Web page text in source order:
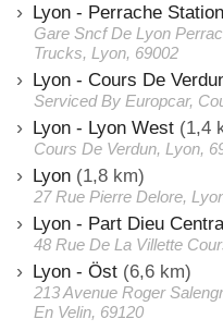
Lyon - Perrache
Gare Sncf De Lyon
Trucks, Lyon, 69002
Lyon - Cours De
Serviced By Europcar,
Lyon - Lyon West (1,4
Cours De Verdun, Lyon,
Lyon (1,8 km)
27 Rue Pierre Delore,
Lyon - Part Dieu
48 Rue De La Villette
Lyon - Öst (6,6 km)
213 Avenue Roger
En Velin, 69120